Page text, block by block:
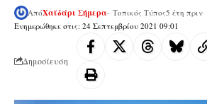
Ενημερώθηκε στις: 24 Σεπτεμβρίου 2021 09:01
ΑπόΧαϊδάρι Σήμερα- Τοπικός Τύπος5 έτη πριν
Δημοσίευση